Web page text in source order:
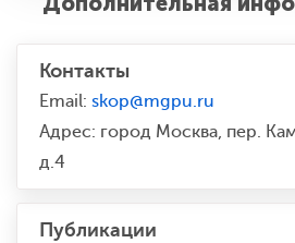
Контакты
Email: skop@mgpu.ru
Адрес: город Москва, пер.
д.4
Публикации